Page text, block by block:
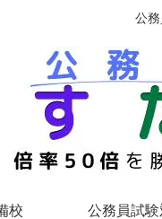
公務
校 公務員試